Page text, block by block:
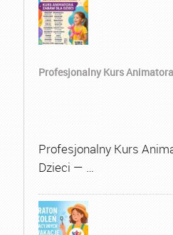
Profesjonalny Kurs
Profesjonalny Kurs
Dzieci — …